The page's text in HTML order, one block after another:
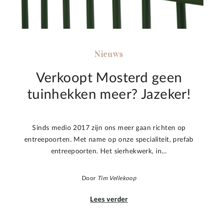
Nieuws
Verkoopt Mosterd geen
tuinhekken meer? Jazeker!
Sinds medio 2017 zijn ons meer gaan richten op
entreepoorten. Met name op onze specialiteit, prefab
entreepoorten. Het sierhekwerk, in…
Door Tim Vellekoop
Lees verder